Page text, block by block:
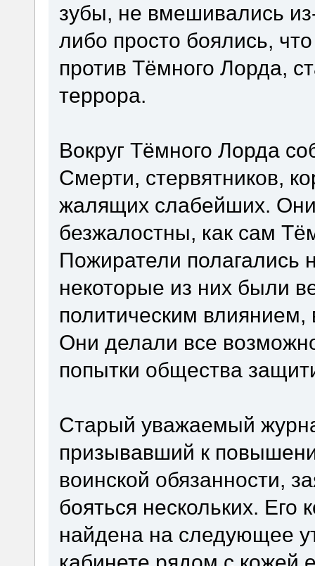
зубы, не вмешивались
либо просто боялись,
против Тёмного Лорда,
террора.
Вокруг Тёмного Лорда
Смерти, стервятников,
жалящих слабейших.
безжалостны, как сам
Пожиратели полагались
некоторые из них были
политическим
Они делали все
попытки общества
Старый уважаемый
призывавший к
воинской обязанности,
бояться нескольких. Его
найдена на следующее